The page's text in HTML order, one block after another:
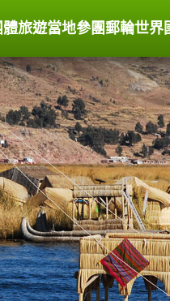
體旅遊當地參團 郵輪世界